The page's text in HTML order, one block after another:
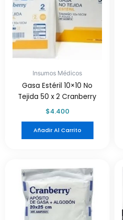
Insumos Médicos
Gasa Estéril 10×10 No
Tejida 50 x 2 Cranberry
$4.400
Añadir Al Carrito